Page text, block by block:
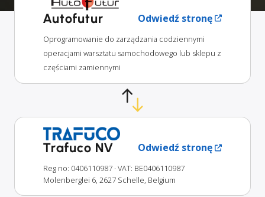
Autofutur Odwiedź stronę
Oprogramowanie do zarządzania codziennymi
operacjami warsztatu samochodowego lub sklepu z
częściami zamiennymi
Trafuco NV Odwiedź stronę
Reg no: 0406110987 · VAT: BE0406110987
Molenberglei 6, 2627 Schelle, Belgium